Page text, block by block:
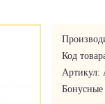
Код
Артикул:
Бонусные